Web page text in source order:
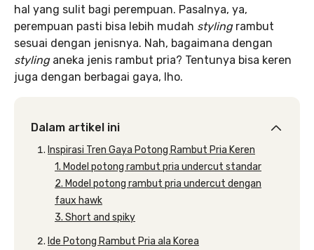
hal yang sulit bagi perempuan. Pasalnya, ya,
perempuan pasti bisa lebih mudah stylingrambut
sesuai dengan jenisnya. Nah, bagaimana dengan
stylinganeka jenis rambut pria? Tentunya bisa keren
juga dengan berbagai gaya, lho.
Dalam artikel ini
Inspirasi Tren Gaya Potong Rambut Pria Keren
1. Model potong rambut pria undercut standar
2. Model potong rambut pria undercut dengan
faux hawk
3. Short and spiky
Ide Potong Rambut Pria ala Korea